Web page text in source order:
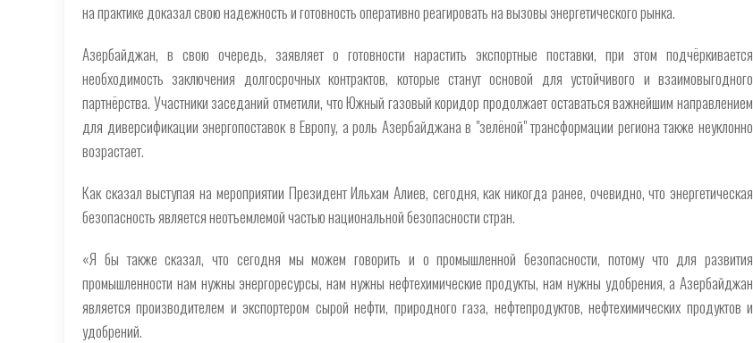
на практике доказал свою надежность и готовность оперативно реагировать на вызовы энергетического рынка.
Азербайджан, в свою очередь, заявляет о готовности нарастить экспортные поставки, при этом подчёркивается
необходимость заключения долгосрочных контрактов, которые станут основой для устойчивого и взаимовыгодного
партнёрства. Участники заседаний отметили, что Южный газовый коридор продолжает оставаться важнейшим направлением
для диверсификации энергопоставок в Европу, а роль Азербайджана в "зелёной" трансформации региона также неуклонно
возрастает.
Как сказал выступая на мероприятии Президент Ильхам Алиев, сегодня, как никогда ранее, очевидно, что энергетическая
безопасность является неотъемлемой частью национальной безопасности стран.
«Я бы также сказал, что сегодня мы можем говорить и о промышленной безопасности, потому что для развития
промышленности нам нужны энергоресурсы, нам нужны нефтехимические продукты, нам нужны удобрения, а Азербайджан
является производителем и экспортером сырой нефти, природного газа, нефтепродуктов, нефтехимических продуктов и
удобрений.